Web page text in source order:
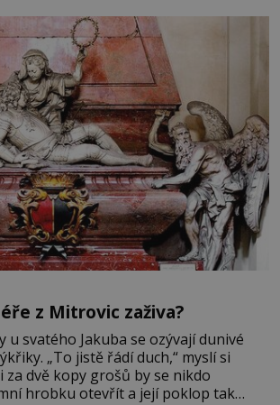
den zakončit poznáváním památek ve
nebo v termálním
z Mitrovic zaživa?
u svatého Jakuba se ozývají dunivé
„To jistě řádí duch,“ myslí si
za dvě kopy grošů by se nikdo
hrobku otevřít a její poklop tak